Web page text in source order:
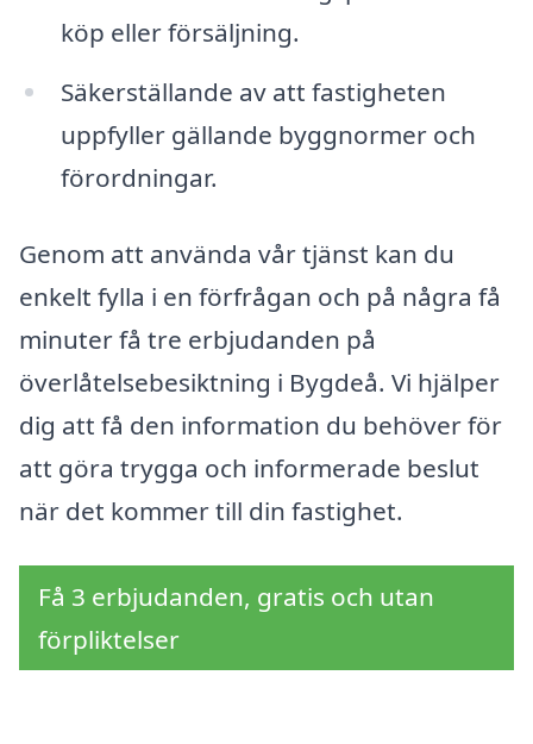
köp eller försäljning.
Säkerställande av att fastigheten
uppfyller gällande byggnormer och
förordningar.
Genom att använda vår tjänst kan du
enkelt fylla i en förfrågan och på några få
minuter få tre erbjudanden på
överlåtelsebesiktning i Bygdeå. Vi hjälper
dig att få den information du behöver för
att göra trygga och informerade beslut
när det kommer till din fastighet.
Få 3 erbjudanden, gratis och utan
förpliktelser